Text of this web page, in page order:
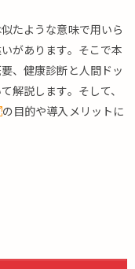
たような意味で用いら
があります。そこで本
、健康診断と人間ドッ
解説します。そして、
の目的や導入メリットに